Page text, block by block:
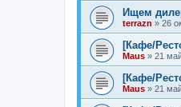
Ищем
terrazn » 26
[Кафе/
Maus » 21
[Кафе/
Maus » 21